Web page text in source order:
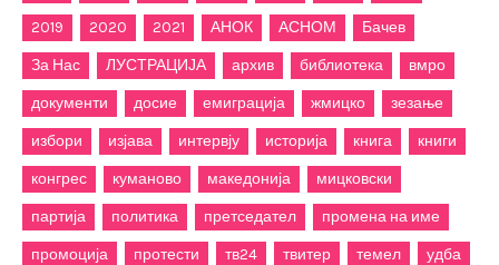
2019
2020 2021 АНОК АСНОМ
Бачев
За Нас
ЛУСТРАЦИЈА архив библиотека
вмро
документи
досие емиграција жмицко
зезање
избори
изјава интервју историја книга
книги
конгрес
куманово македонија
мицковски
партија
политика претседател
промена на име
промоција
протести тв24 твитер темел
удба